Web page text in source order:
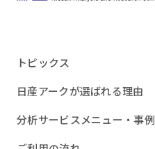
トピックス
日産アークが選ばれる理由
分析サービスメニュー・事例